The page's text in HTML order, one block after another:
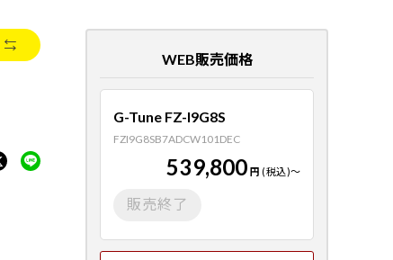
WEB販売価格
G-Tune FZ-I9G8S
FZI9G8SB7ADCW101DEC
539,800 円 (税込)～
販売終了